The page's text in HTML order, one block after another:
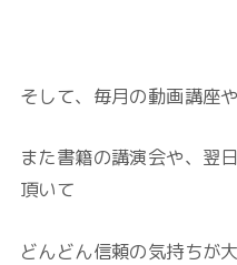
そして、毎月の動画講座
また書籍の講演会や、翌
頂いて
どんどん信頼の気持ちが